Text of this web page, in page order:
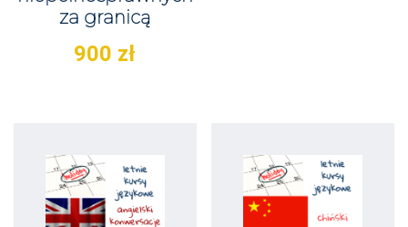
za granicą
900 zł